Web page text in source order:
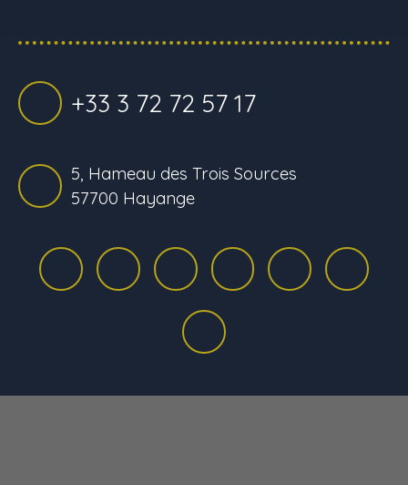
+33 3 72 72 57 17
5, Hameau des Trois Sources
57700 Hayange